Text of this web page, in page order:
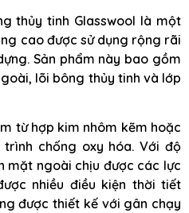
thủy tinh Glasswool là một
cao được sử dụng rộng rãi
Sản phẩm này bao gồm
lõi bông thủy tinh và lớp
từ hợp kim nhôm kẽm hoặc
chống oxy hóa. Với độ
mặt ngoài chịu được các lực
nhiều điều kiện thời tiết
được thiết kế với gân chạy